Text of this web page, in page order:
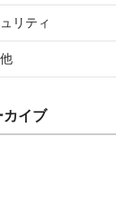
リティ
カイブ